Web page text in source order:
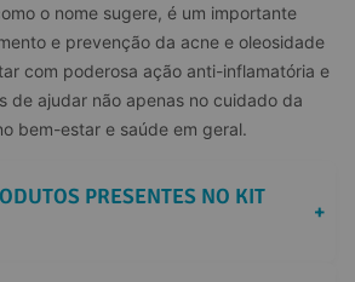
o nome sugere, é um importante
e prevenção da acne e oleosidade
com poderosa ação anti-inflamatória e
de ajudar não apenas no cuidado da
bem-estar e saúde em geral.
PRESENTES NO KIT
+